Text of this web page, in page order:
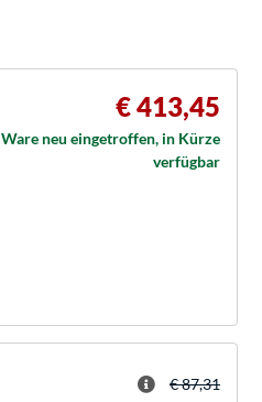
€ 413,45
Ware neu eingetroffen, in Kürze
verfügbar
€ 87,31